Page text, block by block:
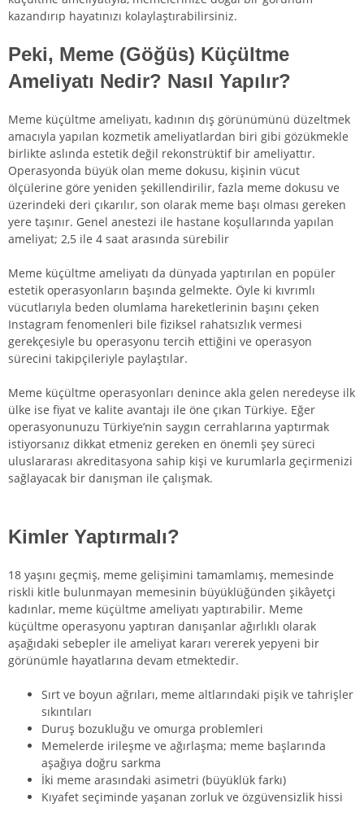
kazandırıp hayatınızı kolaylaştırabilirsiniz.
Peki, Meme (Göğüs) Küçültme
Ameliyatı Nedir? Nasıl Yapılır?
Meme küçültme ameliyatı, kadının dış görünümünü düzeltmek
amacıyla yapılan kozmetik ameliyatlardan biri gibi gözükmekle
birlikte aslında estetik değil rekonstrüktif bir ameliyattır.
Operasyonda büyük olan meme dokusu, kişinin vücut
ölçülerine göre yeniden şekillendirilir, fazla meme dokusu ve
üzerindeki deri çıkarılır, son olarak meme başı olması gereken
yere taşınır. Genel anestezi ile hastane koşullarında yapılan
ameliyat; 2,5 ile 4 saat arasında sürebilir
Meme küçültme ameliyatı da dünyada yaptırılan en popüler
estetik operasyonların başında gelmekte. Öyle ki kıvrımlı
vücutlarıyla beden olumlama hareketlerinin başını çeken
Instagram fenomenleri bile fiziksel rahatsızlık vermesi
gerekçesiyle bu operasyonu tercih ettiğini ve operasyon
sürecini takipçileriyle paylaştılar.
Meme küçültme operasyonları denince akla gelen neredeyse ilk
ülke ise fiyat ve kalite avantajı ile öne çıkan Türkiye. Eğer
operasyonunuzu Türkiye’nin saygın cerrahlarına yaptırmak
istiyorsanız dikkat etmeniz gereken en önemli şey süreci
uluslararası akreditasyona sahip kişi ve kurumlarla geçirmenizi
sağlayacak bir danışman ile çalışmak.
Kimler Yaptırmalı?
18 yaşını geçmiş, meme gelişimini tamamlamış, memesinde
riskli kitle bulunmayan memesinin büyüklüğünden şikâyetçi
kadınlar, meme küçültme ameliyatı yaptırabilir. Meme
küçültme operasyonu yaptıran danışanlar ağırlıklı olarak
aşağıdaki sebepler ile ameliyat kararı vererek yepyeni bir
görünümle hayatlarına devam etmektedir.
Sırt ve boyun ağrıları, meme altlarındaki pişik ve tahrişler
sıkıntıları
Duruş bozukluğu ve omurga problemleri
Memelerde irileşme ve ağırlaşma; meme başlarında
aşağıya doğru sarkma
İki meme arasındaki asimetri (büyüklük farkı)
Kıyafet seçiminde yaşanan zorluk ve özgüvensizlik hissi